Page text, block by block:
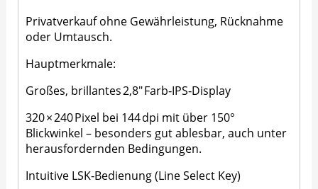
Privatverkauf ohne Gewährleistung, Rücknahme
oder Umtausch.
Hauptmerkmale:
Großes, brillantes 2,8″ Farb‑IPS‑Display
320 × 240 Pixel bei 144 dpi mit über 150°
Blickwinkel – besonders gut ablesbar, auch unter
herausfordernden Bedingungen.
Intuitive LSK‑Bedienung (Line Select Key)